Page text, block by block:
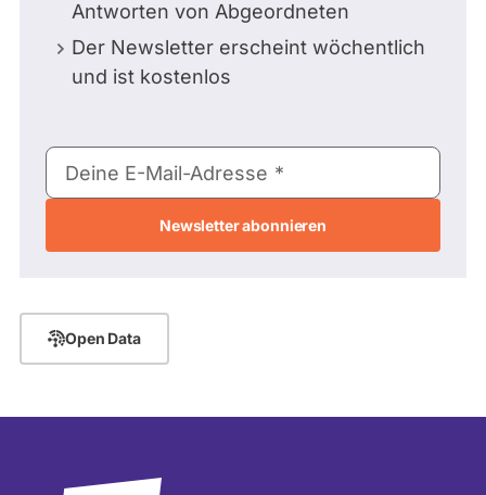
Antworten von Abgeordneten
Der Newsletter erscheint wöchentlich
und ist kostenlos
E-
Mail-
Deine E-Mail-Adresse
Open Data